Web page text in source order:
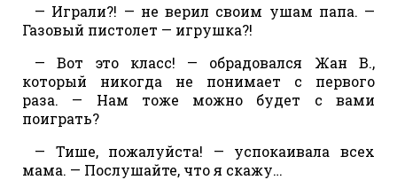
— Играли?! — не верил своим ушам папа. —
Газовый пистолет — игрушка?!
— Вот это класс! — обрадовался Жан В.,
который никогда не понимает с первого
раза. — Нам тоже можно будет с вами
поиграть?
— Тише, пожалуйста! — успокаивала всех
мама. — Послушайте, что я скажу…